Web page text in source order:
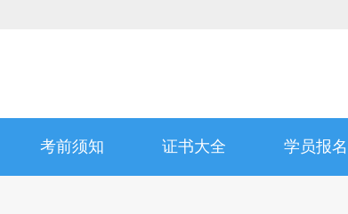
考前须知 证书大全 学员报名